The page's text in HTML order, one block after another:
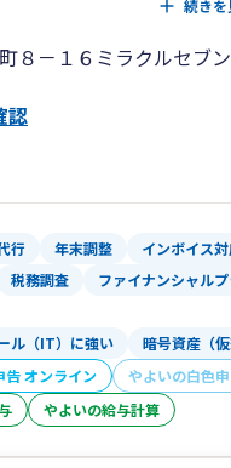
税法解釈への深い理解
門の税理士が直接対応
ードの豊富な経験
す。暗号資産（仮想通
続きを
８－１６ミラクルセブ
認
行 年末調整 インボイス
税務調査
ファイナンシャル
ル（IT）に強い 暗号資産（
告 オンライン やよいの白色
やよいの給与計算